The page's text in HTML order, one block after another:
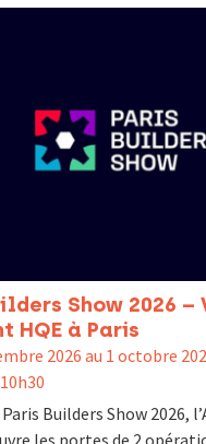
Show 2026 –
HQE à Paris
2026 au 1 octobre
Builders Show 2026,
les portes de 2